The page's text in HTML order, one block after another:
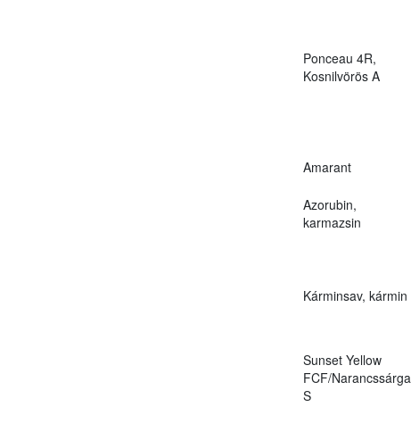
Ponceau 4R,
Kosnilvörös A
Amarant
Azorubin,
karmazsin
Kárminsav, kármin
Sunset Yellow
FCF/Narancssárga
S